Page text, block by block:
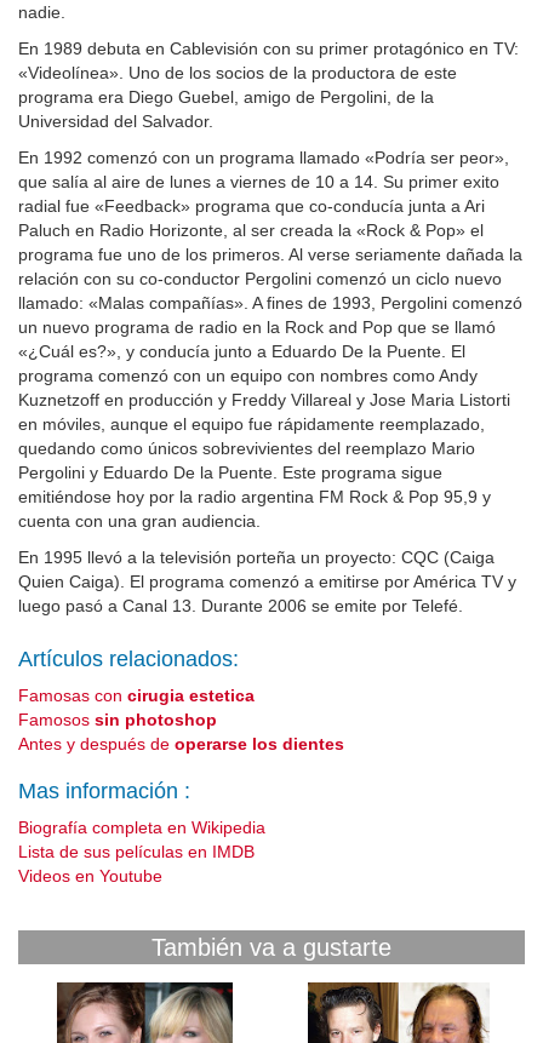
nadie.
En 1989 debuta en Cablevisión con su primer protagónico en TV:
«Videolínea». Uno de los socios de la productora de este
programa era Diego Guebel, amigo de Pergolini, de la
Universidad del Salvador.
En 1992 comenzó con un programa llamado «Podría ser peor»,
que salía al aire de lunes a viernes de 10 a 14. Su primer exito
radial fue «Feedback» programa que co-conducía junta a Ari
Paluch en Radio Horizonte, al ser creada la «Rock & Pop» el
programa fue uno de los primeros. Al verse seriamente dañada la
relación con su co-conductor Pergolini comenzó un ciclo nuevo
llamado: «Malas compañías». A fines de 1993, Pergolini comenzó
un nuevo programa de radio en la Rock and Pop que se llamó
«¿Cuál es?», y conducía junto a Eduardo De la Puente. El
programa comenzó con un equipo con nombres como Andy
Kuznetzoff en producción y Freddy Villareal y Jose Maria Listorti
en móviles, aunque el equipo fue rápidamente reemplazado,
quedando como únicos sobrevivientes del reemplazo Mario
Pergolini y Eduardo De la Puente. Este programa sigue
emitiéndose hoy por la radio argentina FM Rock & Pop 95,9 y
cuenta con una gran audiencia.
En 1995 llevó a la televisión porteña un proyecto: CQC (Caiga
Quien Caiga). El programa comenzó a emitirse por América TV y
luego pasó a Canal 13. Durante 2006 se emite por Telefé.
Artículos relacionados:
Famosas con cirugia estetica
Famosos sin photoshop
Antes y después de operarse los dientes
Mas información :
Biografía completa en Wikipedia
Lista de sus películas en IMDB
Videos en Youtube
También va a gustarte